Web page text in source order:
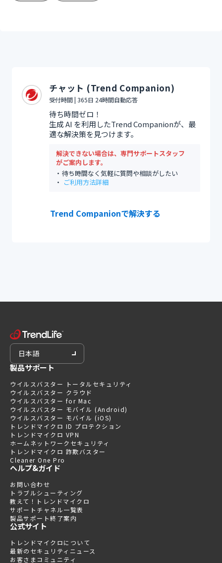
チャット (Trend Companion)
受付時間 | 365日 24時間自動応答
待ち時間ゼロ！
生成 AI を利用したTrend Companionが、最
適な解決策を見つけます。
解決できない場合は、専門サポートスタッフ
がご案内します。
待ち時間なく気軽に質問や相談がしたい
ご利用方法詳細
Trend Companionで解決する
日本語
製品サポート
ウイルスバスター トータルセキュリティ
ウイルスバスター クラウド
ウイルスバスター for Mac
ウイルスバスター モバイル (Android)
ウイルスバスター モバイル (iOS)
トレンドマイクロ ID プロテクション
トレンドマイクロ VPN
ホームネットワークセキュリティ
トレンドマイクロ 詐欺バスター
Cleaner One Pro
ヘルプ&ガイド
お問い合わせ
トラブルシューティング
教えて！トレンドマイクロ
サポートチャネル一覧表
製品サポート終了案内
公式サイト
トレンドマイクロについて
最新のセキュリティニュース
お客さまコミュニティ